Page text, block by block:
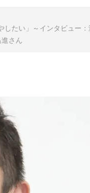
したい」～インタビュー
進さん